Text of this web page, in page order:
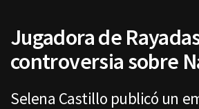
Jugadora de
controversia sobre
Selena Castillo publicó un